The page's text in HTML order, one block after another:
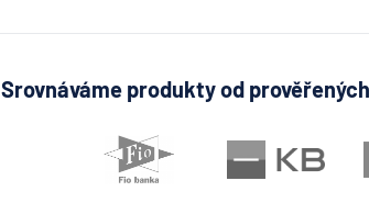
Srovnáváme produkty od